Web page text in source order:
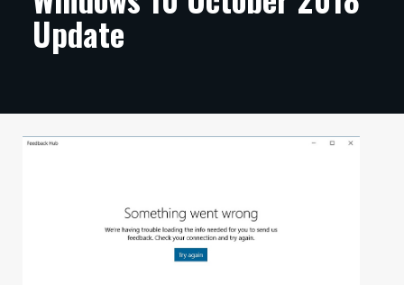
ARTIKKELIT
TIETOA
Update